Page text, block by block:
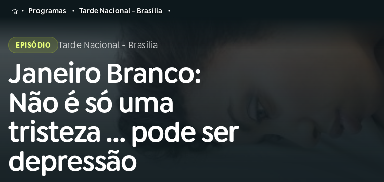
MENU
Buscar
na
Rádio
Nacional
AO VIVO
01INÍCIO
02A RÁDIO
na
Rádio
Programas Tarde Nacional - Brasília
EPISÓDIO Tarde Nacional - Brasília
Janeiro Branco:
Não é só uma
tristeza ... pode ser
depressão